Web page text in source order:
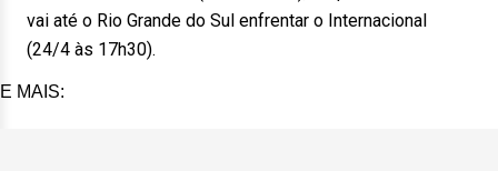
vai até o Rio Grande do Sul enfrentar o Internacional
(24/4 às 17h30).
E MAIS: